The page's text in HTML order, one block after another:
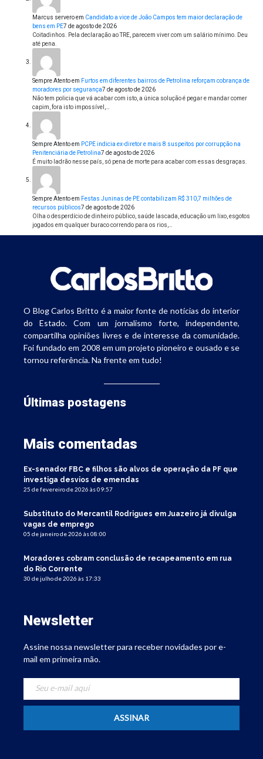
Marcus serveroem Candidato a vice de João Campos tem maior declaração de
bens em PE7 de agosto de 2026
Coitadinhos. Pela declaração ao TRE, parecem viver com um salário mínimo. Deu
até pena.
Sempre Atentoem Furtos em diferentes bairros de Petrolina reforçam cobrança de
moradores por segurança7 de agosto de 2026
Não tem policia que vá acabar com isto, a única solução é pegar e mandar comer
capim, fora isto impossível,…
Sempre Atentoem PCPE indicia ex-diretor e mais 8 suspeitos por corrupção na
Penitenciária de Petrolina7 de agosto de 2026
É muito ladrão nesse país, só pena de morte para acabar com essas desgraças.
Sempre Atentoem Festas Juninas de PE contabilizam R$ 310,7 milhões de
recursos públicos7 de agosto de 2026
Olha o desperdício de dinheiro público, saúde lascada, educação um lixo, esgotos
jogados em qualquer buraco correndo para os rios,…
O Blog Carlos Britto é a maior fonte de notícias do interior
do Estado. Com um jornalismo forte, independente,
compartilha opiniões livres e de interesse da comunidade.
Foi fundado em 2008 em um projeto pioneiro e ousado e se
tornou referência. Na frente em tudo!
Últimas postagens
Mais comentadas
Ex-senador FBC e filhos são alvos de operação da PF que
investiga desvios de emendas
25 de fevereiro de 2026 às 09:57
Substituto do Mercantil Rodrigues em Juazeiro já divulga
vagas de emprego
05 de janeiro de 2026 às 08:00
Moradores cobram conclusão de recapeamento em rua
do Rio Corrente
30 de julho de 2026 às 17:33
Newsletter
Assine nossa newsletter para receber novidades por e-
mail em primeira mão.